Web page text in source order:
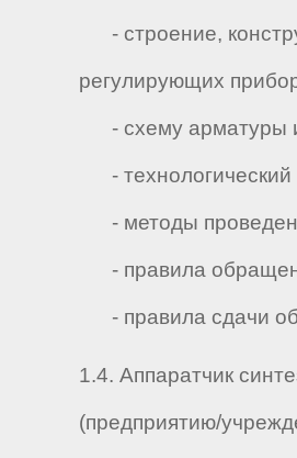
- строение,
регулирующих
- схему арматуры
- технологический
- методы
- правила
- правила сдачи
1.4. Аппаратчик
(предприятию/